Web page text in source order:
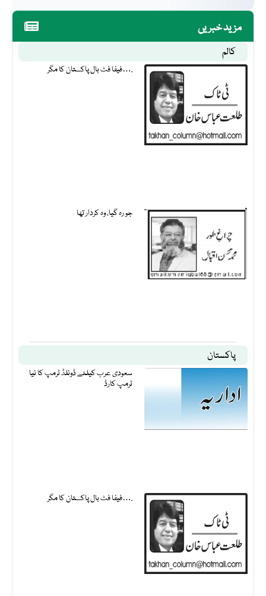
مزید خبریں
کالم
فیفا فٹ بال پاکستان کا مگر….
جو رہ گیا، وہ کردار تھا
پاکستان
سعودی عرب کیلئے ڈونلڈ ٹرمپ کا نیا
ٹرمپ کارڈ
فیفا فٹ بال پاکستان کا مگر….